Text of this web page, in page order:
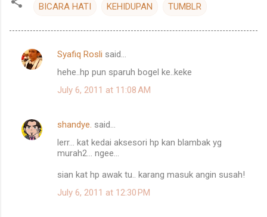
BICARA HATI KEHIDUPAN TUMBLR
C
e
Syafiq Rosli said…
hehe..hp pun sparuh bogel ke..keke
July 6, 2011 at 11:08 AM
shandye. said…
lerr... kat kedai aksesori hp kan blambak yg
murah2... ngee...
sian kat hp awak tu.. karang masuk angin susah!
July 6, 2011 at 12:30 PM